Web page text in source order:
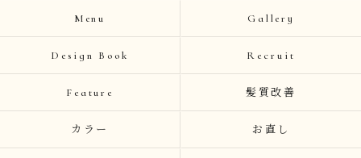
Menu Gallery
Design Book Recruit
Feature 髪質改善
カラー お直し